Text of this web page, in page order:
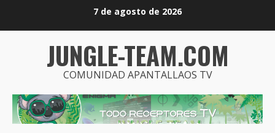
7 de agosto de 2026
JUNGLE-TEAM.COM
COMUNIDAD APANTALLAOS TV